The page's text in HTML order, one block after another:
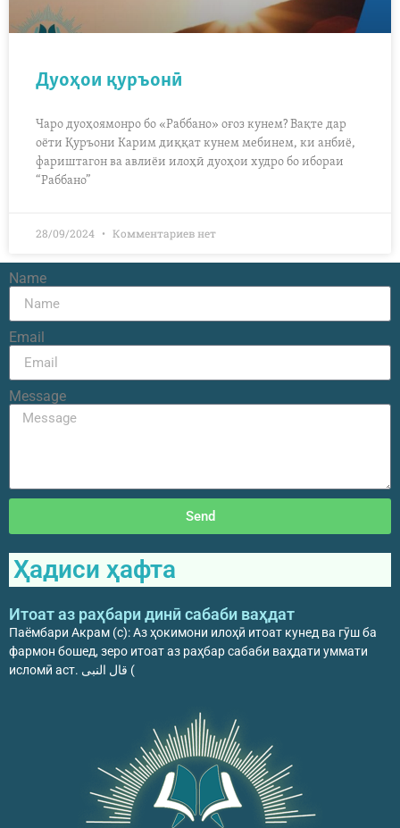
Дуоҳои қуръонӣ
Чаро дуоҳоямонро бо «Раббано» оғоз кунем? Вақте дар
оёти Қуръони Карим диққат кунем мебинем, ки анбиё,
фариштагон ва авлиёи илоҳӣ дуоҳои худро бо ибораи
“Раббано”
28/09/2024 Комментариев нет
Name
Email
Message
Send
Ҳадиси ҳафта
Итоат аз раҳбари динӣ сабаби ваҳдат
Паёмбари Акрам (с): Аз ҳокимони илоҳӣ итоат кунед ва гӯш ба
фармон бошед, зеро итоат аз раҳбар сабаби ваҳдати уммати
исломӣ аст. قال النبی (